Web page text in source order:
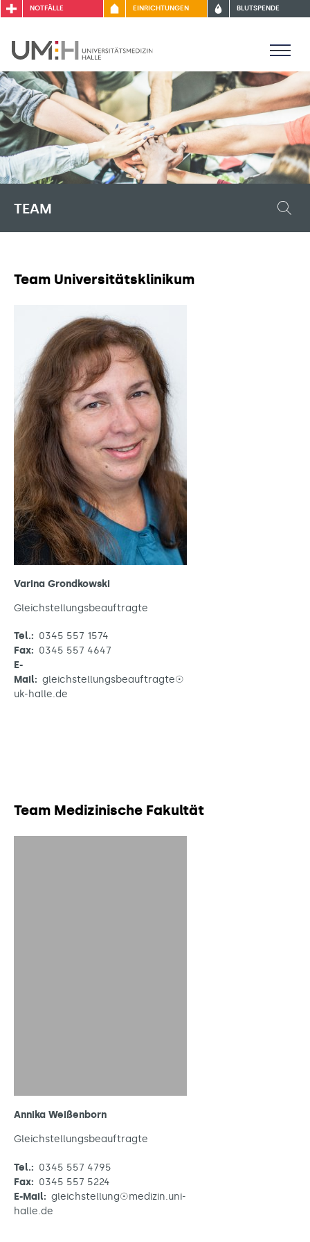
NOTFÄLLE EINRICHTUNGEN BLUTSPENDE
TEAM
Team Universitätsklinikum
Varina Grondkowski
Gleichstellungsbeauftragte
Tel.: 0345 557 1574
Fax: 0345 557 4647
E-
Mail: gleichstellungsbeauftragte☉
uk-halle.de
Team Medizinische Fakultät
Annika Weißenborn
Gleichstellungsbeauftragte
Tel.: 0345 557 4795
Fax: 0345 557 5224
E-Mail: gleichstellung☉medizin.uni-
halle.de